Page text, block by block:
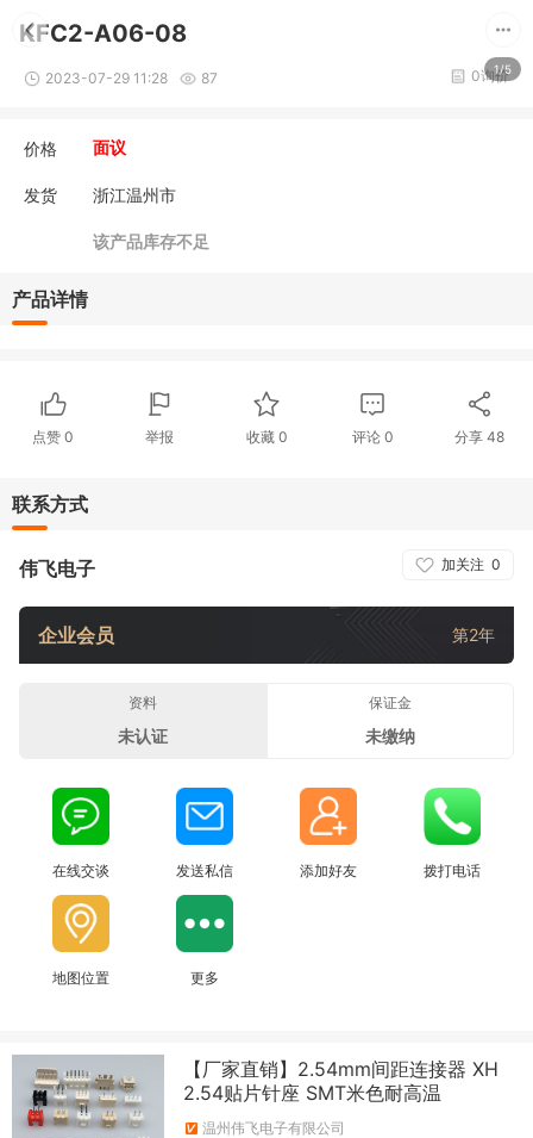
1/5
KFC2-A06-08
2023-07-29 11:28 87 0询价
价格 面议
发货 浙江温州市
该产品库存不足
产品详情
点赞0 举报 收藏 0 评论0 分享48
联系方式
加关注 0
伟飞电子
企业会员 第2年
资料
未认证
保证金
未缴纳
在线交谈 发送私信 添加好友 拨打电话
地图位置 更多
【厂家直销】2.54mm间距连接器 XH
2.54贴片针座 SMT米色耐高温
温州伟飞电子有限公司